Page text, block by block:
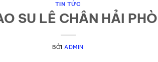
TIN TỨC
SU LÊ CHÂN HẢI
BỞI ADMIN